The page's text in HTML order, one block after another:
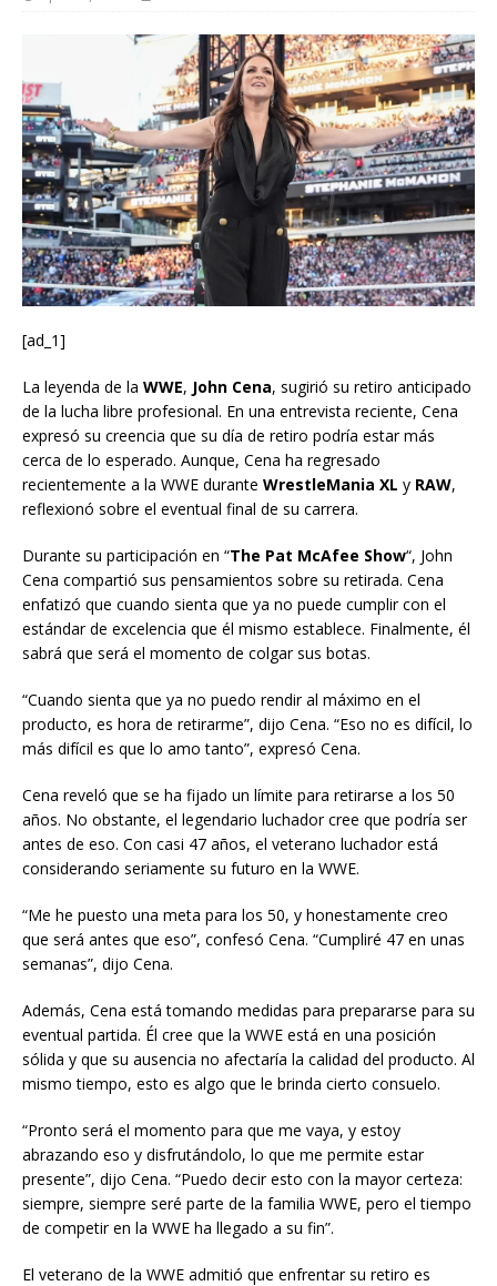
[ad_1]
La leyenda de la WWE, John Cena, sugirió su retiro anticipado
de la lucha libre profesional. En una entrevista reciente, Cena
expresó su creencia que su día de retiro podría estar más
cerca de lo esperado. Aunque, Cena ha regresado
recientemente a la WWE durante WrestleMania XL y RAW,
reflexionó sobre el eventual final de su carrera.
Durante su participación en “The Pat McAfee Show“, John
Cena compartió sus pensamientos sobre su retirada. Cena
enfatizó que cuando sienta que ya no puede cumplir con el
estándar de excelencia que él mismo establece. Finalmente, él
sabrá que será el momento de colgar sus botas.
“Cuando sienta que ya no puedo rendir al máximo en el
producto, es hora de retirarme”, dijo Cena. “Eso no es difícil, lo
más difícil es que lo amo tanto”, expresó Cena.
Cena reveló que se ha fijado un límite para retirarse a los 50
años. No obstante, el legendario luchador cree que podría ser
antes de eso. Con casi 47 años, el veterano luchador está
considerando seriamente su futuro en la WWE.
“Me he puesto una meta para los 50, y honestamente creo
que será antes que eso”, confesó Cena. “Cumpliré 47 en unas
semanas”, dijo Cena.
Además, Cena está tomando medidas para prepararse para su
eventual partida. Él cree que la WWE está en una posición
sólida y que su ausencia no afectaría la calidad del producto. Al
mismo tiempo, esto es algo que le brinda cierto consuelo.
“Pronto será el momento para que me vaya, y estoy
abrazando eso y disfrutándolo, lo que me permite estar
presente”, dijo Cena. “Puedo decir esto con la mayor certeza:
siempre, siempre seré parte de la familia WWE, pero el tiempo
de competir en la WWE ha llegado a su fin”.
El veterano de la WWE admitió que enfrentar su retiro es